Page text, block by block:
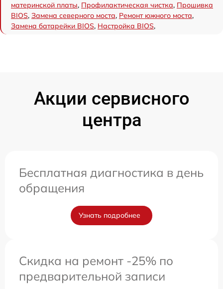
материнской платы, Профилактическая чистка, Прошивка
BIOS, Замена северного моста, Ремонт южного моста,
Замена батарейки BIOS, Настройка BIOS,
Акции сервисного
центра
Бесплатная диагностика в день
обращения
Узнать подробнее
Скидка на ремонт -25% по
предварительной записи